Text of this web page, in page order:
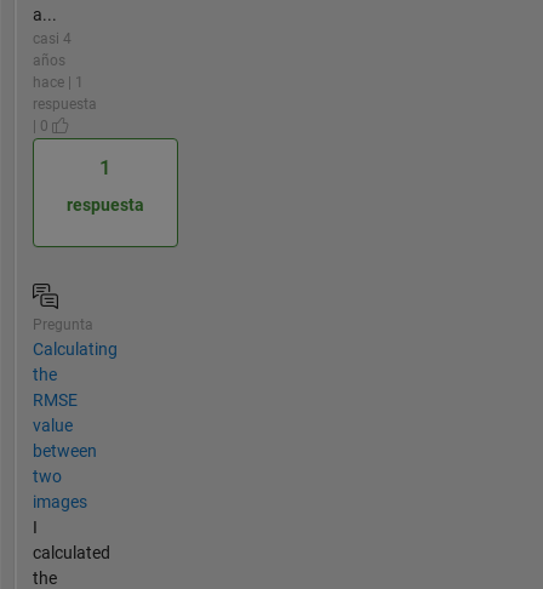
a...
casi 4
años
hace | 1
respuesta
| 0
1
respuesta
Pregunta
Calculating
the
RMSE
value
between
two
images
I
calculated
the